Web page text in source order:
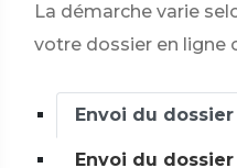
La démarche varie
votre dossier en ligne
Envoi du
Envoi du